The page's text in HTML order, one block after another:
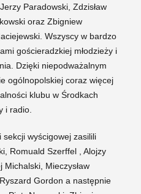
Paradowski, Zdzisław
oraz Zbigniew
Wszyscy w bardzo
gościeradzkiej młodzieży i
Dzięki niepodważalnym
ogólnopolskiej coraz więcej
klubu w Środkach
i radio.
wyścigowej zasilili
Romuald Szerffel , Alojzy
Mieczysław
Ryszard Gordon a następnie